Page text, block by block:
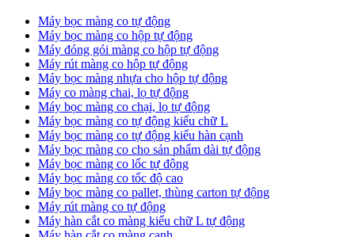
Máy bọc màng co tự động
Máy bọc màng co hộp tự động
Máy đóng gói màng co hộp tự động
Máy rút màng co hộp tự động
Máy bọc màng nhựa cho hộp tự động
Máy co màng chai, lọ tự động
Máy bọc màng co chại, lọ tự động
Máy bọc màng co tự động kiểu chữ L
Máy bọc màng co tự động kiểu hàn cạnh
Máy bọc màng co cho sản phẩm dài tự động
Máy bọc màng co lốc tự động
​Máy bọc màng co tốc độ cao
Máy bọc màng co pallet, thùng carton tự động
​Máy rút màng co tự động
​Máy hàn cắt co màng kiểu chữ L tự động